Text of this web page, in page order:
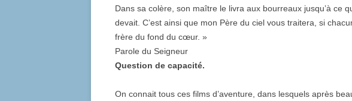
Dans sa colère, son maître le livra aux bourreaux jusqu’à ce
devait. C’est ainsi que mon Père du ciel vous traitera, si
frère du fond du cœur. »
Parole du Seigneur
Question de capacité.
On connait tous ces films d’aventure, dans lesquels après